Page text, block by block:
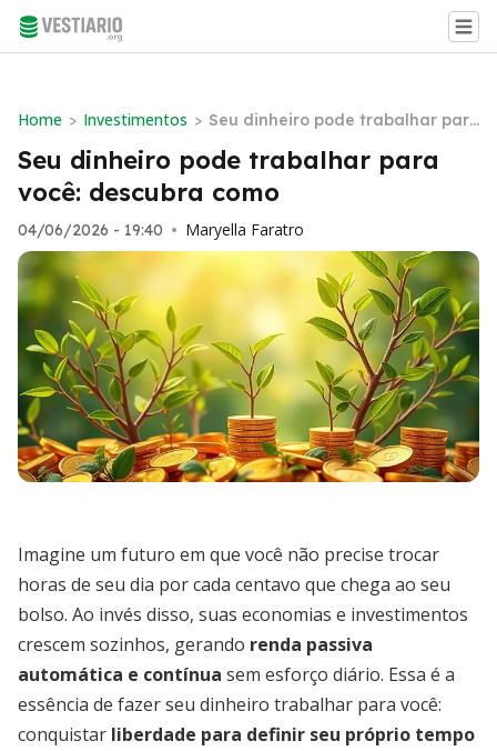
Home > Investimentos > Seu dinheiro pode trabalhar par
a você: descubra como
Seu dinheiro pode trabalhar para
você: descubra como
04/06/2026 - 19:40 • Maryella Faratro
Imagine um futuro em que você não precise trocar
horas de seu dia por cada centavo que chega ao seu
bolso. Ao invés disso, suas economias e investimentos
crescem sozinhos, gerando renda passiva
automática e contínua sem esforço diário. Essa é a
essência de fazer seu dinheiro trabalhar para você:
conquistar liberdade para definir seu próprio tempo